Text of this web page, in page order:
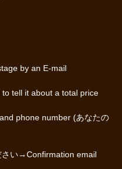
by an E-mail
tell it about a total price
phone number (あなたの
さい→Confirmation email